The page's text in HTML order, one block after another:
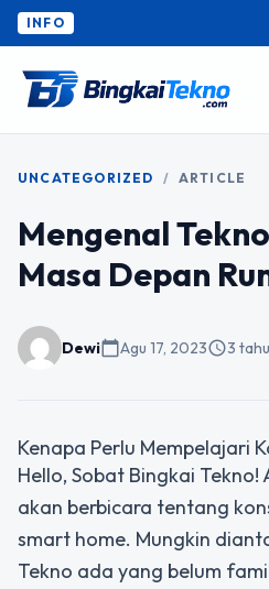
INFO
UNCATEGORIZED / ARTICLE
Mengenal
Masa Depan
Dewicalendar_todayAgu 17, 2023schedule3
Kenapa Perlu Mempelajari
Hello, Sobat Bingkai
akan berbicara tentang
smart home. Mungkin
Tekno ada yang belum